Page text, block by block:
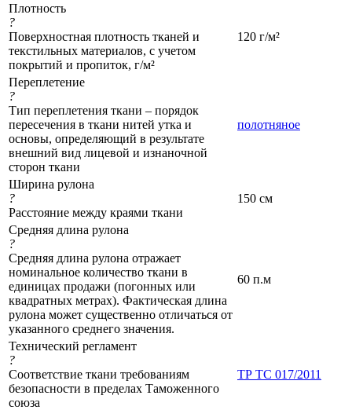
Плотность
?
Поверхностная плотность тканей и
текстильных материалов, с учетом
покрытий и пропиток, г/м²
120 г/м²
Переплетение
?
Тип переплетения ткани – порядок
пересечения в ткани нитей утка и
основы, определяющий в результате
внешний вид лицевой и изнаночной
сторон ткани
полотняное
Ширина рулона
?
Расстояние между краями ткани
150 см
Средняя длина рулона
?
Средняя длина рулона отражает
номинальное количество ткани в
единицах продажи (погонных или
квадратных метрах). Фактическая длина
рулона может существенно отличаться от
указанного среднего значения.
60 п.м
Технический регламент
?
Соответствие ткани требованиям
безопасности в пределах Таможенного
союза
ТР ТС 017/2011